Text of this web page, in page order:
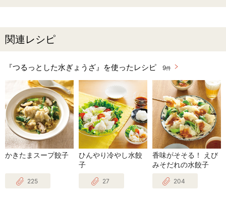
関連レシピ
『つるっとした水ぎょうざ』を使ったレシピ 9件
かきたまスープ餃子
225
ひんやり冷やし水餃
子
27
香味がそそる！ えび
みそだれの水餃子
204